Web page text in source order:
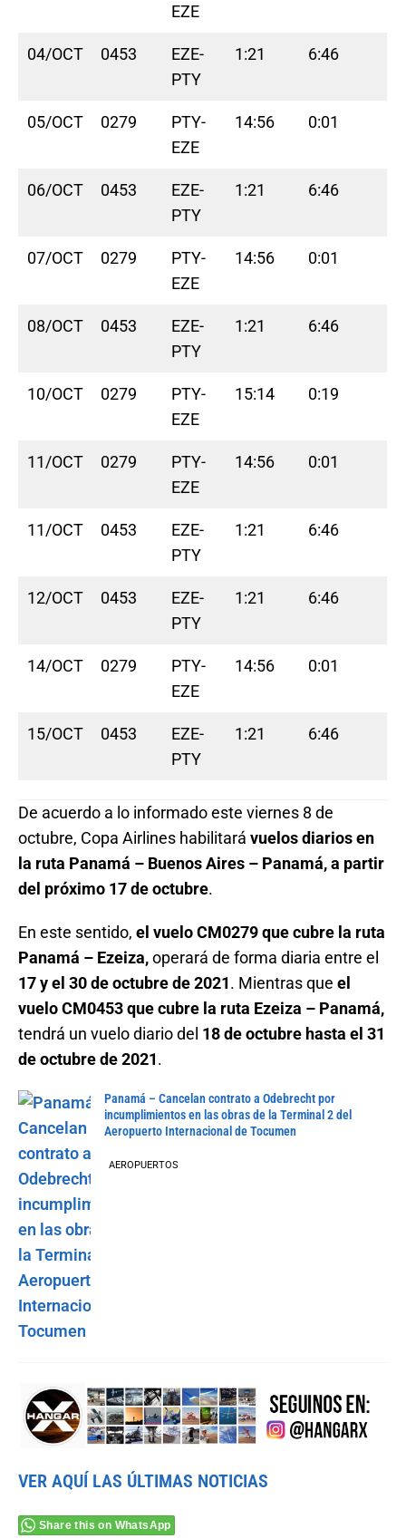
EZE
04/OCT 0453
EZE-
PTY
1:21 6:46
05/OCT 0279
PTY-
EZE
14:56 0:01
06/OCT 0453
EZE-
PTY
1:21 6:46
07/OCT 0279
PTY-
EZE
14:56 0:01
08/OCT 0453
EZE-
PTY
1:21 6:46
10/OCT 0279
PTY-
EZE
15:14 0:19
11/OCT 0279
PTY-
EZE
14:56 0:01
11/OCT 0453
EZE-
PTY
1:21 6:46
12/OCT 0453
EZE-
PTY
1:21 6:46
14/OCT 0279
PTY-
EZE
14:56 0:01
15/OCT 0453
EZE-
PTY
1:21 6:46
De acuerdo a lo informado este viernes 8 de
octubre, Copa Airlines habilitará vuelos diarios en
la ruta Panamá – Buenos Aires – Panamá, a partir
del próximo 17 de octubre.
En este sentido, el vuelo CM0279 que cubre la ruta
Panamá – Ezeiza,operará de forma diaria entre el
17 y el 30 de octubre de 2021. Mientras que el
vuelo CM0453 que cubre la ruta Ezeiza – Panamá,
tendrá un vuelo diario del 18 de octubre hasta el 31
de octubre de 2021.
Panamá – Cancelan contrato a Odebrecht por
incumplimientos en las obras de la Terminal 2 del
Aeropuerto Internacional de Tocumen
AEROPUERTOS
VER AQUÍ LAS ÚLTIMAS NOTICIAS
Share this on WhatsApp